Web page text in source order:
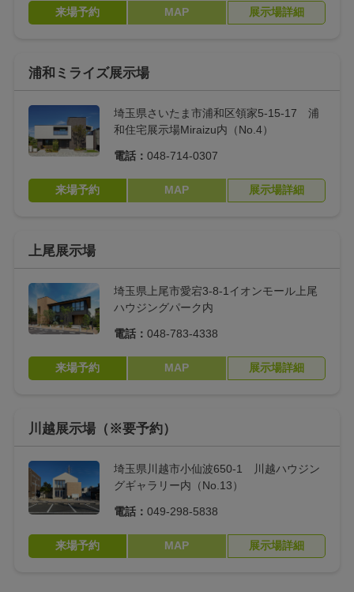
来場予約 MAP 展示場詳細
浦和ミライズ展示場
埼玉県さいたま市浦和区領家5-15-17 浦
和住宅展示場Miraizu内（No.4）
電話： 048-714-0307
来場予約 MAP 展示場詳細
上尾展示場
埼玉県上尾市愛宕3-8-1イオンモール上尾
ハウジングパーク内
電話： 048-783-4338
来場予約 MAP 展示場詳細
川越展示場（※要予約）
埼玉県川越市小仙波650-1 川越ハウジン
グギャラリー内（No.13）
電話： 049-298-5838
来場予約 MAP 展示場詳細